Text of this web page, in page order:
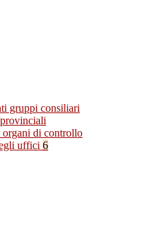
gruppi consiliari
di controllo
uffici 6